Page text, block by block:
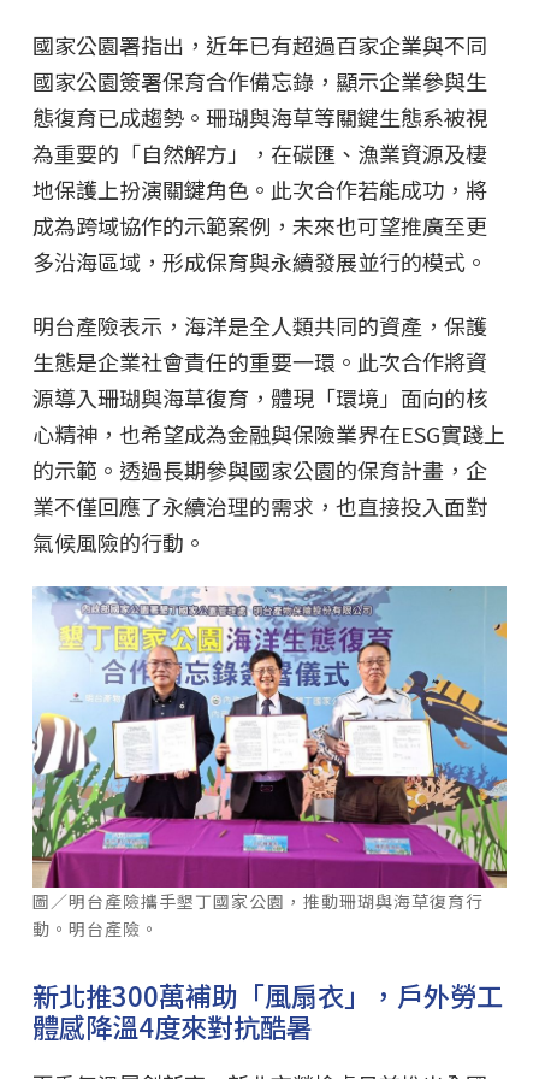
國家公園署指出，近年已有超過百家企業與不同
國家公園簽署保育合作備忘錄，顯示企業參與生
態復育已成趨勢。珊瑚與海草等關鍵生態系被視
為重要的「自然解方」，在碳匯、漁業資源及棲
地保護上扮演關鍵角色。此次合作若能成功，將
成為跨域協作的示範案例，未來也可望推廣至更
多沿海區域，形成保育與永續發展並行的模式。
明台產險表示，海洋是全人類共同的資產，保護
生態是企業社會責任的重要一環。此次合作將資
源導入珊瑚與海草復育，體現「環境」面向的核
心精神，也希望成為金融與保險業界在ESG實踐上
的示範。透過長期參與國家公園的保育計畫，企
業不僅回應了永續治理的需求，也直接投入面對
氣候風險的行動。
圖／明台產險攜手墾丁國家公園，推動珊瑚與海草復育行
動。明台產險。
新北推300萬補助「風扇衣」，戶外勞工
體感降溫4度來對抗酷暑